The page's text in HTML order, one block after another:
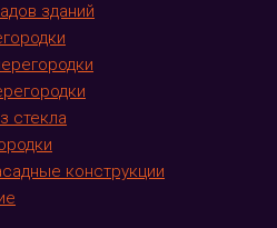
зданий
стекла
конструкции